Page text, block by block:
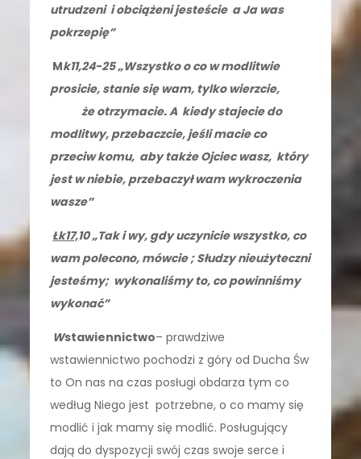
utrudzeni i obciążeni jesteście a Ja was
pokrzepię”
Mk11,24-25 „Wszystko o co w modlitwie
prosicie, stanie się wam, tylko wierzcie,
że otrzymacie. A kiedy stajecie do
modlitwy, przebaczcie, jeśli macie co
przeciw komu, aby także Ojciec wasz, który
jest w niebie, przebaczył wam wykroczenia
wasze”
Łk17,10 „Tak i wy, gdy uczynicie wszystko, co
wam polecono, mówcie ; Słudzy nieużyteczni
jesteśmy; wykonaliśmy to, co powinniśmy
wykonać”
Wstawiennictwo– prawdziwe
wstawiennictwo pochodzi z góry od Ducha Św
to On nas na czas posługi obdarza tym co
według Niego jest potrzebne, o co mamy się
modlić i jak mamy się modlić. Posługujący
dają do dyspozycji swój czas swoje serce i